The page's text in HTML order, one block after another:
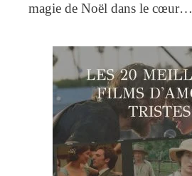
magie de Noël dans le cœur…